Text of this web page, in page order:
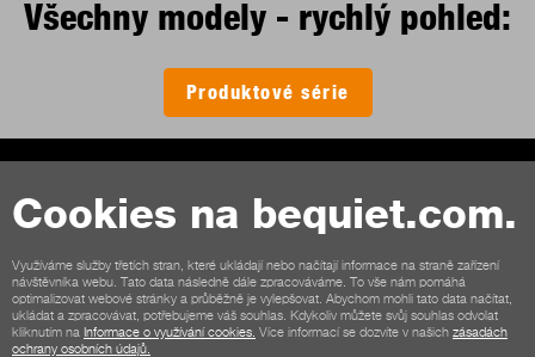
Cookies na bequiet.com.
Využíváme služby třetích stran, které ukládají nebo načítají informace na straně zařízení
návštěvníka webu. Tato data následně dále zpracováváme. To vše nám pomáhá
optimalizovat webové stránky a průběžně je vylepšovat. Abychom mohli tato data načítat,
ukládat a zpracovávat, potřebujeme váš souhlas. Kdykoliv můžete svůj souhlas odvolat
kliknutím na Informace o využívání cookies. Více informací se dozvíte v našich zásadách
ochrany osobních údajů.
Všechny modely - rychlý pohled:
Produktové série
Kontakt
Obecné podmínky Soukromí Cookies
Imprint
Všeobecné podmínky pro zákazníky obchodu
Storno podmínky
Možnosti platby
Možnosti dopravy